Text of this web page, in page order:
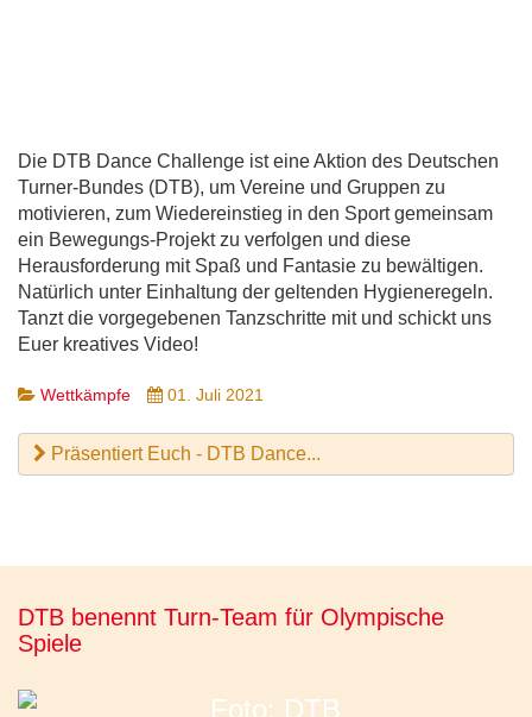
Die DTB Dance Challenge ist eine Aktion des Deutschen
Turner-Bundes (DTB), um Vereine und Gruppen zu
motivieren, zum Wiedereinstieg in den Sport gemeinsam
ein Bewegungs-Projekt zu verfolgen und diese
Herausforderung mit Spaß und Fantasie zu bewältigen.
Natürlich unter Einhaltung der geltenden Hygieneregeln.
Tanzt die vorgegebenen Tanzschritte mit und schickt uns
Euer kreatives Video!
Wettkämpfe 01. Juli 2021
Präsentiert Euch - DTB Dance...
DTB benennt Turn-Team für Olympische
Spiele